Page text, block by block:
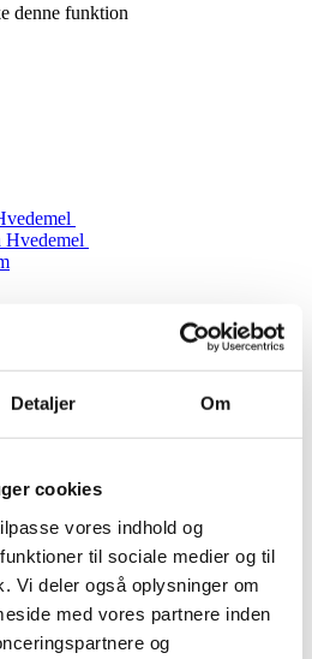
Detaljer Om
cookies
vores indhold og
til sociale medier og til
Vi deler også oplysninger om
med vores partnere inden
og
denne funktion
Hvedemel
kan smøres ud.